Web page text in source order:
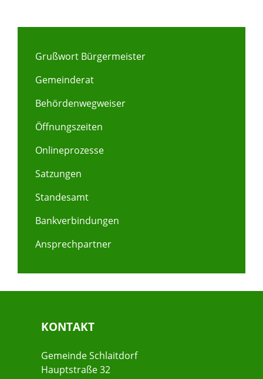
Grußwort Bürgermeister
Gemeinderat
Behördenwegweiser
Öffnungszeiten
Onlineprozesse
Satzungen
Standesamt
Bankverbindungen
Ansprechpartner
KONTAKT
Gemeinde Schlaitdorf
Hauptstraße 32